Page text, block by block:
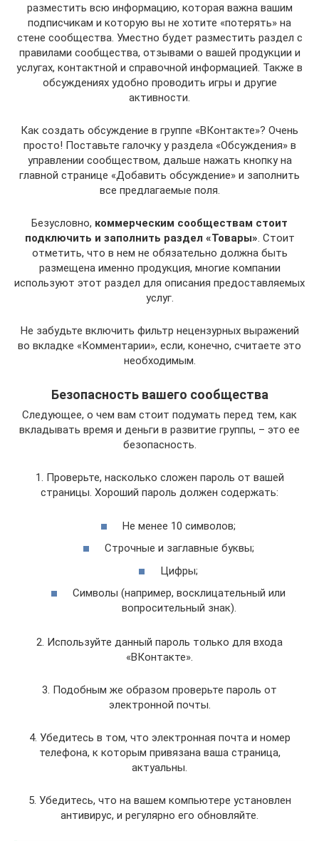
разместить всю информацию, которая важна вашим
подписчикам и которую вы не хотите «потерять» на
стене сообщества. Уместно будет разместить раздел с
правилами сообщества, отзывами о вашей продукции и
услугах, контактной и справочной информацией. Также в
обсуждениях удобно проводить игры и другие
активности.
Как создать обсуждение в группе «ВКонтакте»? Очень
просто! Поставьте галочку у раздела «Обсуждения» в
управлении сообществом, дальше нажать кнопку на
главной странице «Добавить обсуждение» и заполнить
все предлагаемые поля.
Безусловно, коммерческим сообществам стоит
подключить и заполнить раздел «Товары». Стоит
отметить, что в нем не обязательно должна быть
размещена именно продукция, многие компании
используют этот раздел для описания предоставляемых
услуг.
Не забудьте включить фильтр нецензурных выражений
во вкладке «Комментарии», если, конечно, считаете это
необходимым.
Безопасность вашего сообщества
Следующее, о чем вам стоит подумать перед тем, как
вкладывать время и деньги в развитие группы, – это ее
безопасность.
1. Проверьте, насколько сложен пароль от вашей
страницы. Хороший пароль должен содержать:
Не менее 10 символов;
Строчные и заглавные буквы;
Цифры;
Символы (например, восклицательный или
вопросительный знак).
2. Используйте данный пароль только для входа
«ВКонтакте».
3. Подобным же образом проверьте пароль от
электронной почты.
4. Убедитесь в том, что электронная почта и номер
телефона, к которым привязана ваша страница,
актуальны.
5. Убедитесь, что на вашем компьютере установлен
антивирус, и регулярно его обновляйте.